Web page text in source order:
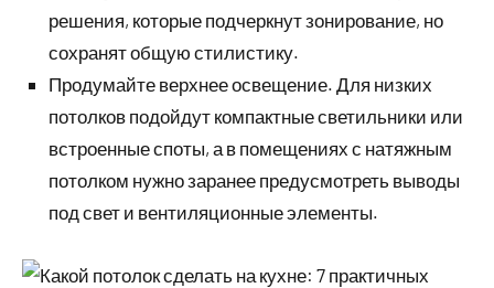
решения, которые подчеркнут зонирование, но
сохранят общую стилистику.
Продумайте верхнее освещение. Для низких
потолков подойдут компактные светильники или
встроенные споты, а в помещениях с натяжным
потолком нужно заранее предусмотреть выводы
под свет и вентиляционные элементы.